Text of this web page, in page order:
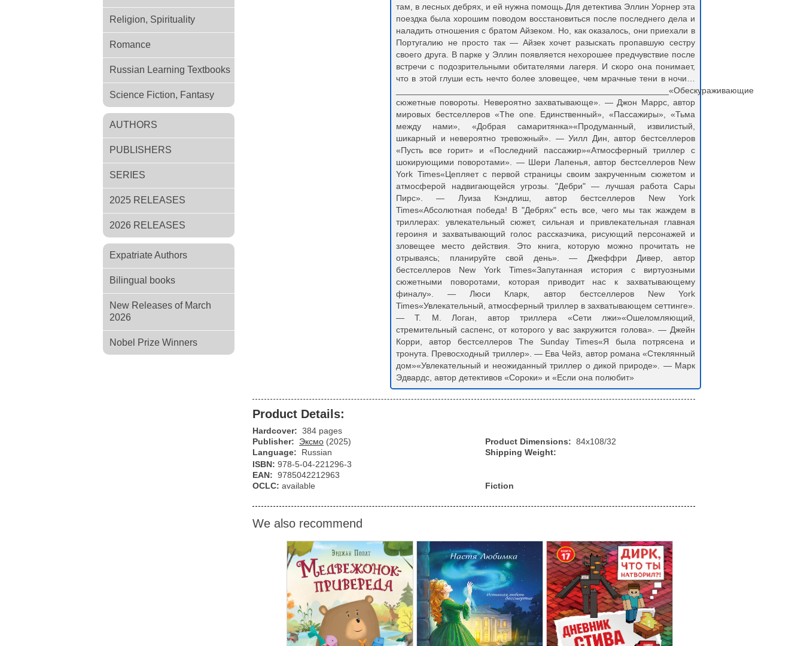
Religion, Spirituality
Romance
Russian Learning Textbooks
Science Fiction, Fantasy
AUTHORS
PUBLISHERS
SERIES
2025 RELEASES
2026 RELEASES
Expatriate Authors
Bilingual books
New Releases of March
2026
Nobel Prize Winners
там, в лесных дебрях, и ей нужна помощь.Для детектива Эллин Уорнер эта
поездка была хорошим поводом восстановиться после последнего дела и
наладить отношения с братом Айзеком. Но, как оказалось, они приехали в
Португалию не просто так — Айзек хочет разыскать пропавшую сестру
своего друга. В парке у Эллин появляется нехорошее предчувствие после
встречи с подозрительными обитателями лагеря. И скоро она понимает,
что в этой глуши есть нечто более зловещее, чем мрачные тени в ночи…
_________________________________________________________«Обескураживающие
сюжетные повороты. Невероятно захватывающе». — Джон Маррс, автор
мировых бестселлеров «The one. Единственный», «Пассажиры», «Тьма
между нами», «Добрая самаритянка»«Продуманный, извилистый,
шикарный и невероятно тревожный». — Уилл Дин, автор бестселлеров
«Пусть все горит» и «Последний пассажир»«Атмосферный триллер с
шокирующими поворотами». — Шери Лапенья, автор бестселлеров New
York Times«Цепляет с первой страницы своим закрученным сюжетом и
атмосферой надвигающейся угрозы. "Дебри" — лучшая работа Сары
Пирс». — Луиза Кэндлиш, автор бестселлеров New York
Times«Абсолютная победа! В "Дебрях" есть все, чего мы так жаждем в
триллерах: увлекательный сюжет, сильная и привлекательная главная
героиня и захватывающий голос рассказчика, рисующий персонажей и
зловещее место действия. Это книга, которую можно прочитать не
отрываясь; планируйте свой день». — Джеффри Дивер, автор
бестселлеров New York Times«Запутанная история с виртуозными
сюжетными поворотами, которая приводит нас к захватывающему
финалу». — Люси Кларк, автор бестселлеров New York
Times«Увлекательный, атмосферный триллер в захватывающем сеттинге».
— Т. М. Логан, автор триллера «Сети лжи»«Ошеломляющий,
стремительный саспенс, от которого у вас закружится голова». — Джейн
Корри, автор бестселлеров The Sunday Times«Я была потрясена и
тронута. Превосходный триллер». — Ева Чейз, автор романа «Стеклянный
дом»«Увлекательный и неожиданный триллер о дикой природе». — Марк
Эдвардс, автор детективов «Сороки» и «Если она полюбит»
Product Details:
Hardcover: 384 pages
Publisher:
Эксмо (2025)
Language:
Russian
Product Dimensions: 84x108/32
Shipping Weight:
ISBN: 978-5-04-221296-3
EAN: 9785042212963
OCLC: available Fiction
We also recommend